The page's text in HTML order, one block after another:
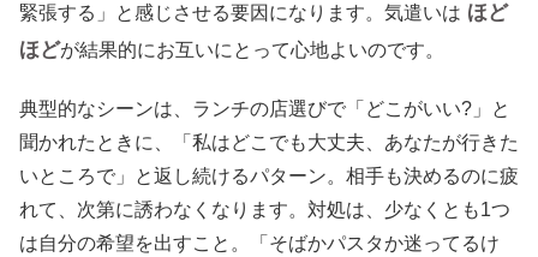
緊張する」と感じさせる要因になります。気遣いは ほど
ほどが結果的にお互いにとって心地よいのです。
典型的なシーンは、ランチの店選びで「どこがいい?」と
聞かれたときに、「私はどこでも大丈夫、あなたが行きた
いところで」と返し続けるパターン。相手も決めるのに疲
れて、次第に誘わなくなります。対処は、少なくとも1つ
は自分の希望を出すこと。「そばかパスタか迷ってるけ